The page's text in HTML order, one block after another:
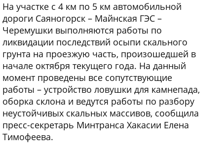
На участке с 4 км по 5 км автомобильной
дороги Саяногорск – Майнская ГЭС –
Черемушки выполняются работы по
ликвидации последствий осыпи скального
грунта на проезжую часть, произошедшей в
начале октября текущего года. На данный
момент проведены все сопутствующие
работы – устройство ловушки для камнепада,
оборка склона и ведутся работы по разбору
неустойчивых скальных массивов, сообщила
пресс-секретарь Минтранса Хакасии Елена
Тимофеева.